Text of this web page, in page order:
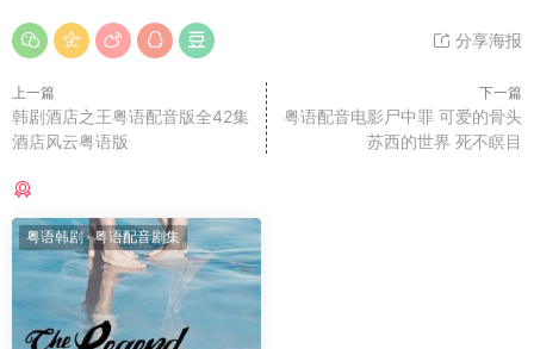
分享海报
上一篇
韩剧酒店之王粤语配音版全42集
酒店风云粤语版
下一篇
粤语配音电影尸中罪 可爱的骨头
苏西的世界 死不瞑目
粤语韩剧·粤语配音剧集